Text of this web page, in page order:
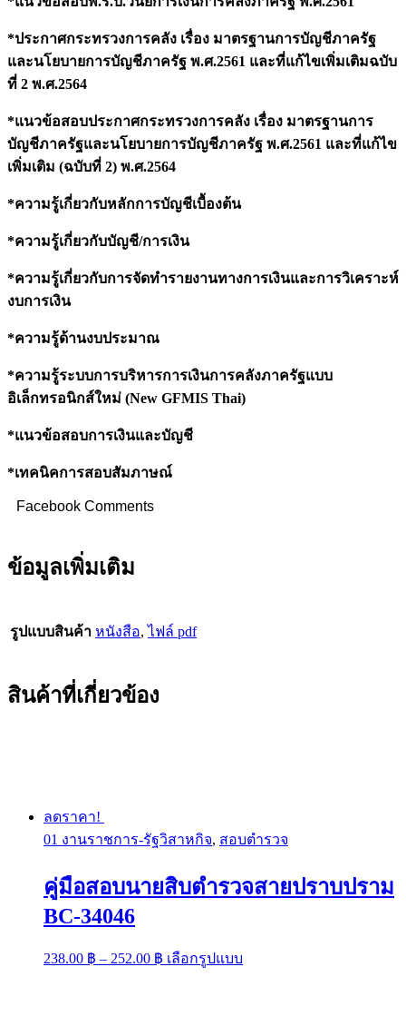
*ประกาศกระทรวงการคลัง เรื่อง มาตรฐานการบัญชีภาครัฐ
และนโยบายการบัญชีภาครัฐ พ.ศ.2561 และที่แก้ไขเพิ่มเติมฉบับ
ที่ 2 พ.ศ.2564
*แนวข้อสอบประกาศกระทรวงการคลัง เรื่อง มาตรฐานการ
บัญชีภาครัฐและนโยบายการบัญชีภาครัฐ พ.ศ.2561 และที่แก้ไข
เพิ่มเติม (ฉบับที่ 2) พ.ศ.2564
*ความรู้เกี่ยวกับหลักการบัญชีเบื้องต้น
*ความรู้เกี่ยวกับบัญชี/การเงิน
*ความรู้เกี่ยวกับการจัดทำรายงานทางการเงินและการวิเคราะห์
งบการเงิน
*ความรู้ด้านงบประมาณ
*ความรู้ระบบการบริหารการเงินการคลังภาครัฐแบบ
อิเล็กทรอนิกส์ใหม่ (New GFMIS Thai)
*แนวข้อสอบการเงินและบัญชี
*เทคนิคการสอบสัมภาษณ์
Facebook Comments
ข้อมูลเพิ่มเติม
รูปแบบสินค้า หนังสือ,ไฟล์ pdf
สินค้าที่เกี่ยวข้อง
ลดราคา!
01 งานราชการ-รัฐวิสาหกิจ, สอบตำรวจ
คู่มือสอบนายสิบตำรวจสายปราบปราม
BC-34046
238.00 ฿ – 252.00 ฿ Price
range:
เลือกรูปแบบ
product